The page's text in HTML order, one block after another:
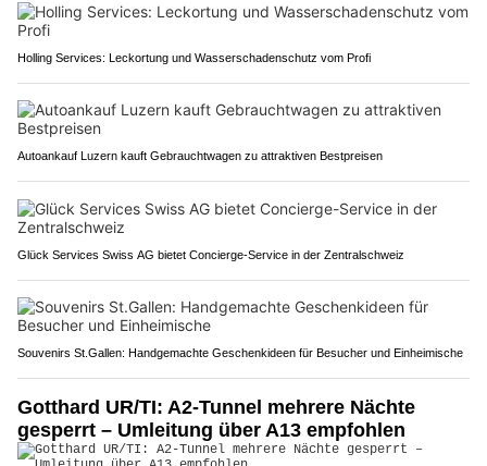
Holling Services: Leckortung und Wasserschadenschutz vom Profi
Autoankauf Luzern kauft Gebrauchtwagen zu attraktiven Bestpreisen
Glück Services Swiss AG bietet Concierge-Service in der Zentralschweiz
Souvenirs St.Gallen: Handgemachte Geschenkideen für Besucher und Einheimische
Gotthard UR/TI: A2-Tunnel mehrere Nächte
gesperrt – Umleitung über A13 empfohlen